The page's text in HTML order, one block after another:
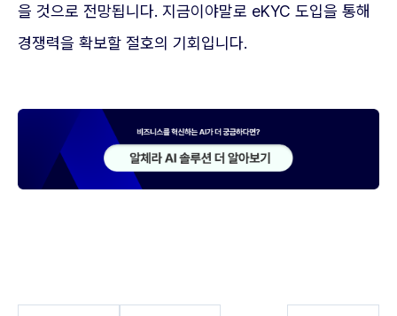
을 것으로 전망됩니다. 지금이야말로 eKYC 도입을 통해
경쟁력을 확보할 절호의 기회입니다.